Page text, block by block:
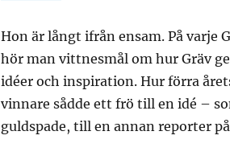
Hon är långt ifrån ensam. På varje
hör man vittnesmål om hur Gräv
idéer och inspiration. Hur förra
vinnare sådde ett frö till en idé –
guldspade, till en annan reporter